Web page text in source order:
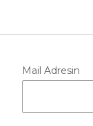
Mail Adresin